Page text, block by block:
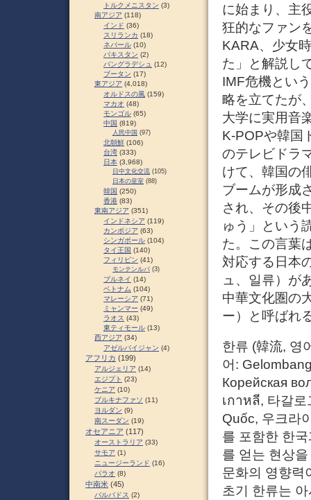
に始まり、主
狂的なファン
KARA、少女
た」と解説し
IMF危機とい
略を立てたが
大学に実用音
K-POPや韓国
のテレビドラ
けて、韓国の
ブームが形成
され、その後
ゅう」という
た。この言葉
対応する日本
ュ、일류）が
中華文化圏の
ー）と呼ばれ
한류 (韓流, 영
어:
Корейская
เกาหลี, 타갈
Quốc, 우크라
를 포함한 한
를 얻는 현상
문화의 영향력
초기 한류는
トルクメニスタン (3)
南アジア (118)
インド (36)
スリランカ (18)
ネパール (10)
パキスタン (2)
バングラデシュ (12)
ブータン (17)
東アジア (4,018)
オルドスの風 (159)
マカオ (48)
モンゴル (65)
中国 (819)
人民中国 (97)
北朝鮮 (106)
台湾 (333)
日本 (3,968)
日中文化交流 (105)
日本の皇室 (88)
韓国 (250)
香港 (83)
東南アジア (351)
インドネシア (119)
カンボジア (63)
シンガポール (104)
タイ王国 (140)
フィリピン (41)
モンテンルパ (3)
ブルネイ (14)
ベトナム (104)
マレーシア (71)
ミャンマー (49)
ラオス (43)
東ティモール (13)
西アジア (34)
アゼルバイジャン (4)
アフリカ (199)
アルジェリア (14)
エジプト (23)
ケニア (10)
ブルキナファソ (11)
ヨルダン (9)
南スーダン (19)
オセアニア (117)
オーストラリア (33)
サモア (1)
ニュージーランド (16)
パラオ (8)
中南米 (45)
バルバドス (2)